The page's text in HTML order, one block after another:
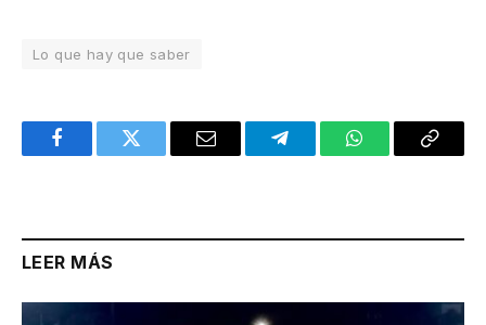
Lo que hay que saber
FacebookTwitter Email TelegramWhatsAppCopy
LEER MÁS